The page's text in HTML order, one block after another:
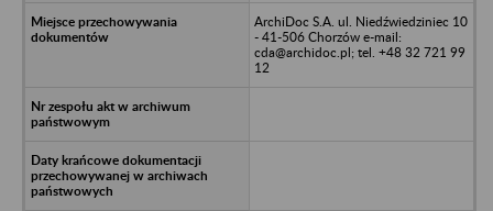
ArchiDoc S.A. ul. Niedźwiedziniec 10
- 41-506 Chorzów e-mail:
cda@archidoc.pl; tel. +48 32 721 99
12